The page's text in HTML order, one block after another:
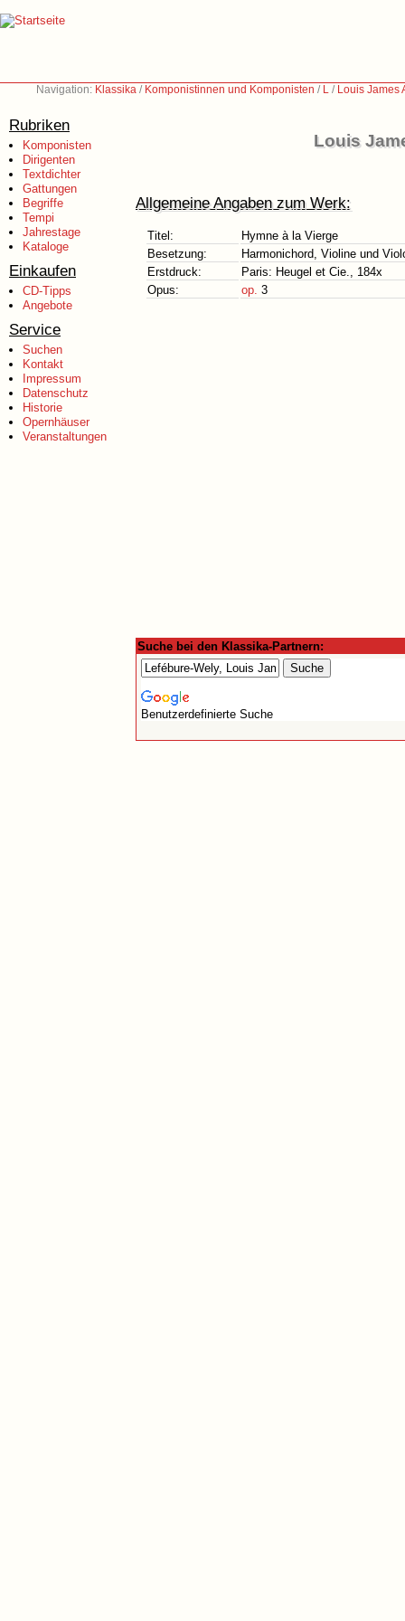
Navigation: Klassika / Komponistinnen und Komponisten / L / Louis James
Rubriken
Komponisten
Dirigenten
Textdichter
Gattungen
Begriffe
Tempi
Jahrestage
Kataloge
Einkaufen
CD-Tipps
Angebote
Service
Suchen
Kontakt
Impressum
Datenschutz
Historie
Opernhäuser
Veranstaltungen
Louis
Allgemeine Angaben zum Werk:
Titel:
Hymne à la Vierge
Besetzung:
Harmonichord, Violine und
Erstdruck:
Paris: Heugel et Cie., 184x
Opus:
op. 3
Suche bei den Klassika-Partnern:
Benutzerdefinierte Suche